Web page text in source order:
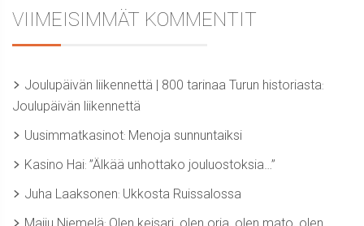
VIIMEISIMMÄT KOMMENTIT
Joulupäivän liikennettä | 800 tarinaa Turun historiasta:
Joulupäivän liikennettä
Uusimmatkasinot: Menoja sunnuntaiksi
Kasino Hai: ”Älkää unhottako jouluostoksia…”
Juha Laaksonen: Ukkosta Ruissalossa